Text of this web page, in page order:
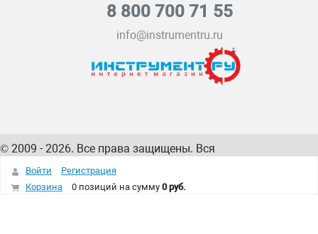
8 800 700 71 55
info@instrumentru.ru
© 2009 - 2026. Все права защищены. Вся
информация на сайте – собственность
интернет-магазина
Войти
Регистрация
Корзина
0 позиций на сумму 0 руб.